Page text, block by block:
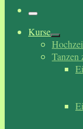
Menü
Kurse
Tanzen